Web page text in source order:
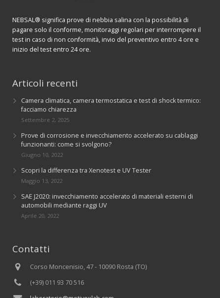
NEBSAL® significa prove di nebbia salina con la possibilità di
pagare solo il conforme, monitoraggi regolari per interrompere il
test in caso di non conformità, invio del preventivo entro 4 ore e
inizio del test entro 24 ore.
Articoli recenti
Camera climatica, camera termostatica e test di shock termico:
facciamo chiarezza
Settembre 2, 2025
Prove di corrosione e invecchiamento accelerato su cablaggi
funzionanti: come si svolgono?
Giugno 10, 2022
Scopri la differenza tra Xenotest e UV Tester
Maggio 13, 2022
SAE J2020: invecchiamento accelerato di materiali esterni di
automobili mediante raggi UV
Aprile 20, 2022
Contatti
Corso Moncenisio, 47 - 10090 Rosta (TO)
(+39) 011 93 70 516